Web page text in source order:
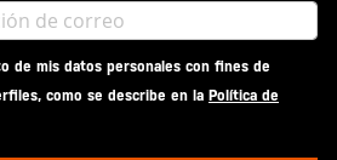
de mis datos personales con fines de
como se describe en la Política de